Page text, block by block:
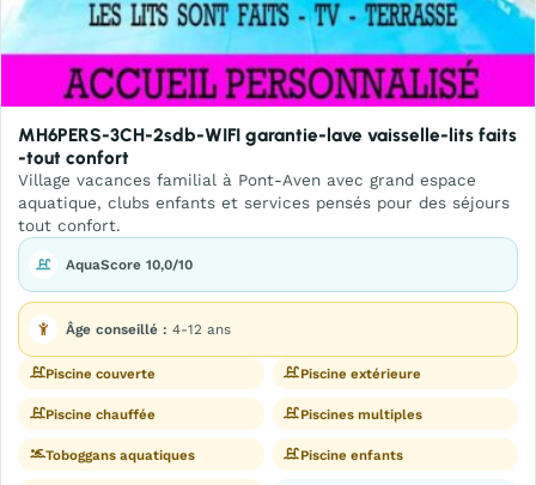
MH6PERS-3CH-2sdb-WIFI garantie-lave vaisselle-lits faits
-tout confort
Village vacances familial à Pont-Aven avec grand espace
aquatique, clubs enfants et services pensés pour des séjours
tout confort.
AquaScore 10,0/10
Âge conseillé : 4-12 ans
Piscine couverte Piscine extérieure
Piscine chauffée Piscines multiples
Toboggans aquatiques Piscine enfants